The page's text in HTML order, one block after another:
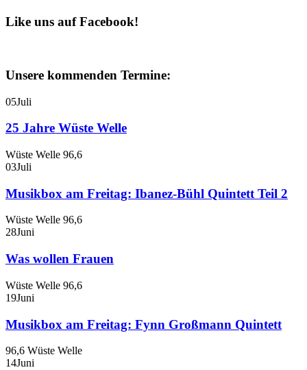
Like uns auf Facebook!
Unsere kommenden Termine:
05Juli
25 Jahre Wüste Welle
Wüste Welle 96,6
03Juli
Musikbox am Freitag: Ibanez-Bühl Quintett Teil 2
Wüste Welle 96,6
28Juni
Was wollen Frauen
Wüste Welle 96,6
19Juni
Musikbox am Freitag: Fynn Großmann Quintett
96,6 Wüste Welle
14Juni